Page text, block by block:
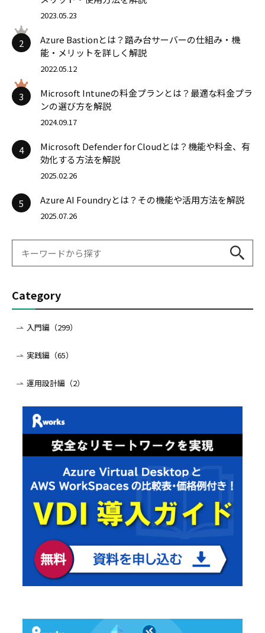
2023.05.23
2
Azure Bastionとは？踏み台サーバーの仕組み・機
能・メリットを詳しく解説
2022.05.12
3
Microsoft Intuneの料金プランとは？最適な料金プラ
ンの選び方を解説
2024.09.17
4
Microsoft Defender for Cloudとは？機能や料金、有
効化する方法を解説
2025.02.26
5 Azure AI Foundryとは？その機能や活用方法を解説
2025.07.26
Category
入門編（299）
実践編（65）
運用設計編（2）